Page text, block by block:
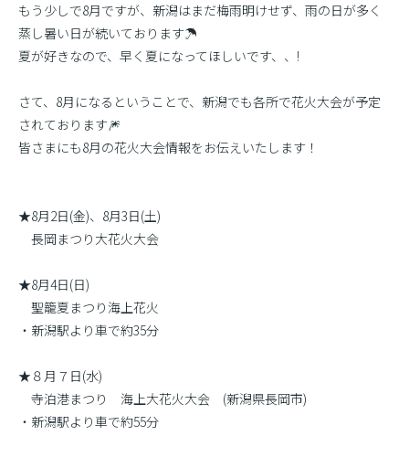
もう少しで8月ですが、新潟はまだ梅雨明けせず、雨の日が多く
蒸し暑い日が続いております☂
夏が好きなので、早く夏になってほしいです、、!
さて、8月になるということで、新潟でも各所で花火大会が予定
されております🎆
皆さまにも8月の花火大会情報をお伝えいたします！
★8月2日(金)、8月3日(土)
長岡まつり大花火大会
★8月4日(日)
聖籠夏まつり海上花火
・新潟駅より車で約35分
★８月７日(水)
寺泊港まつり 海上大花火大会 (新潟県長岡市)
・新潟駅より車で約55分